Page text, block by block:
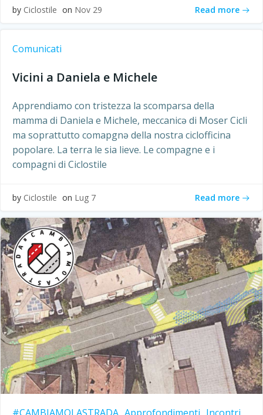
by Ciclostile on Nov 29 Read more
Comunicati
Vicini a Daniela e Michele
Apprendiamo con tristezza la scomparsa della
mamma di Daniela e Michele, meccanicə di Moser Cicli
ma soprattutto comapgnə della nostra ciclofficina
popolare. La terra le sia lieve. Le compagne e i
compagni di Ciclostile
by Ciclostile on Lug 7 Read more